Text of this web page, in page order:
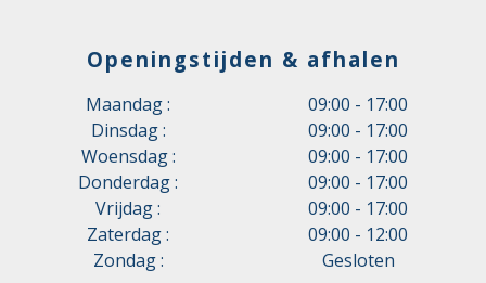
Openingstijden & afhalen
Maandag :
09:00 - 17:00
Dinsdag :
09:00 - 17:00
Woensdag :
09:00 - 17:00
Donderdag :
09:00 - 17:00
Vrijdag :
09:00 - 17:00
Zaterdag :
09:00 - 12:00
Zondag :
Gesloten